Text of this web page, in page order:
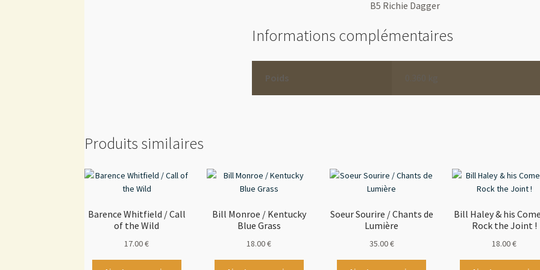
B5 Richie Dagger
Informations complémentaires
Poids
Produits similaires
Barence Whitfield / Call
of the Wild
17.00€
Bill Monroe / Kentucky
Blue Grass
18.00€
Soeur Sourire / Chants de
Lumière
35.00€
Bill Haley & his
Rock the Joint !
18.00€